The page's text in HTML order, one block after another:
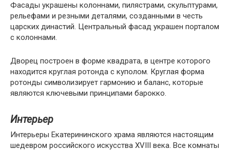
Фасады украшены колоннами, пилястрами, скульптурами,
рельефами и резными деталями, созданными в честь
царских династий. Центральный фасад украшен порталом
с колоннами.
Дворец построен в форме квадрата, в центре которого
находится круглая ротонда с куполом. Круглая форма
ротонды символизирует гармонию и баланс, которые
являются ключевыми принципами барокко.
Интерьер
Интерьеры Екатерининского храма являются настоящим
шедевром российского искусства XVIII века. Все комнаты